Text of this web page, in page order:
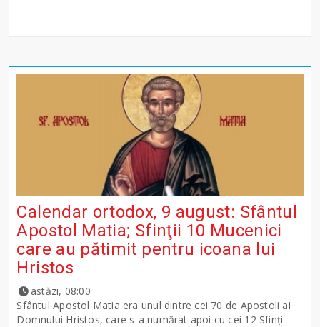
Calendar ortodox, 9 august: Sfântul
Apostol Matia; Sfinţii 10 Mucenici
care au pătimit pentru icoana lui
Hristos
astăzi, 08:00
Sfântul Apostol Matia era unul dintre cei 70 de Apostoli ai
Domnului Hristos, care s-a numărat apoi cu cei 12 Sfinţi